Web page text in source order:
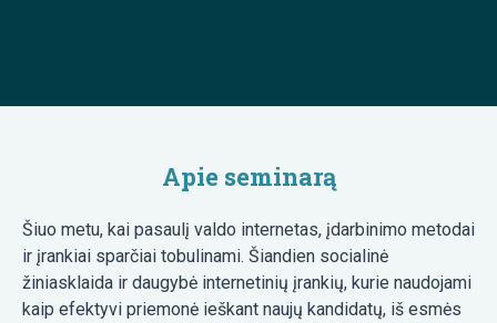
Apie seminarą
Šiuo metu, kai pasaulį valdo internetas, įdarbinimo metodai
ir įrankiai sparčiai tobulinami. Šiandien socialinė
žiniasklaida ir daugybė internetinių įrankių, kurie naudojami
kaip efektyvi priemonė ieškant naujų kandidatų, iš esmės